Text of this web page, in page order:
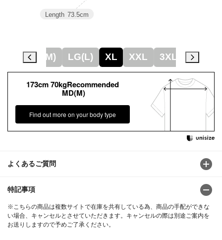
よくあるご質問
特記事項
※こちらの商品は複数サイトで在庫を共有している為、商品の手配ができな
い場合、キャンセルとさせていただきます。キャンセルの際は別途ご案内を
お送りしますので予めご了承ください。
173cm 70kgRecommended
MD(M)
Find out more on your body type
Length 73.5cm
MD(M) LG(L) XL XXL 3XL 4XL